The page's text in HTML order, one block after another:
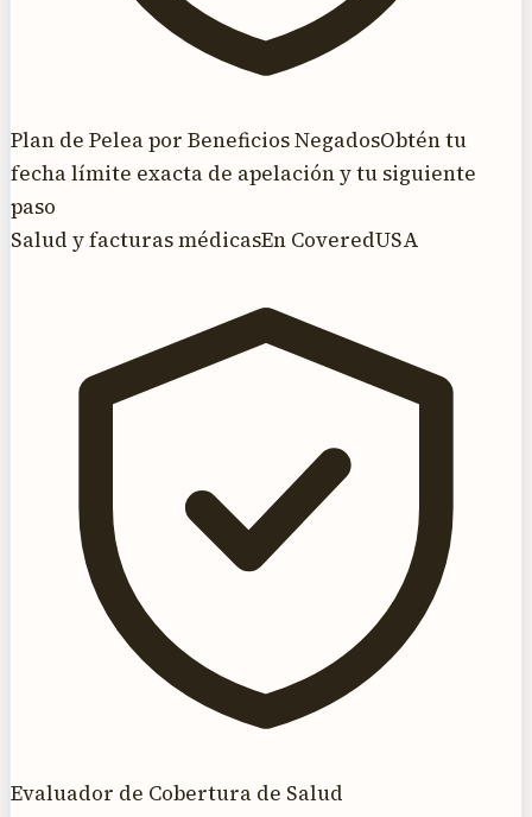
Plan de Pelea por Beneficios NegadosObtén tu
fecha límite exacta de apelación y tu siguiente
paso
Salud y facturas médicasEn CoveredUSA
Evaluador de Cobertura de Salud